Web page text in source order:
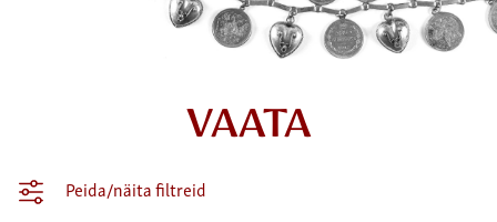
VAATA
Peida/näita filtreid